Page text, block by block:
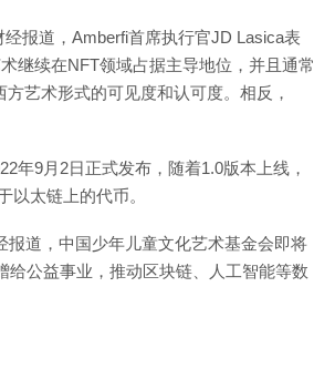
报道，Amberfi首席执行官JD Lasica表
继续在NFT领域占据主导地位，并且通常
艺术形式的可见度和认可度。相反，
年9月2日正式发布，随着1.0版本上线，
以太链上的代币。
道，中国少年儿童文化艺术基金会即将
给公益事业，推动区块链、人工智能等数